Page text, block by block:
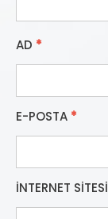
AD *
E-POSTA *
İNTERNET SITESI